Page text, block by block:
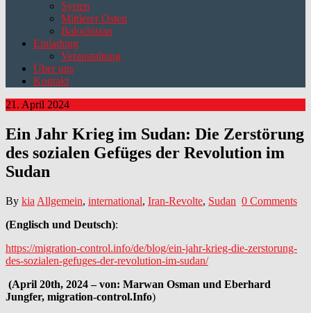
Syrien
Mittlerer Osten
Balochistan
Einladung
Veranstaltung
Über uns
Kontakt
21. April 2024
Ein Jahr Krieg im Sudan: Die Zerstörung
des sozialen Gefüges der Revolution im
Sudan
By kia Allgemein, international, Iran-Revolte, Sudan 0 Comments
(Englisch und Deutsch):
https://migration-control.info/de/blog/ein-jahr-krieg-die-zerstorung-
des-sozialen-gefuges-der-revolution-im-sudan/
(April 20th, 2024 – von: Marwan Osman und Eberhard
Jungfer, migration-control.Info)